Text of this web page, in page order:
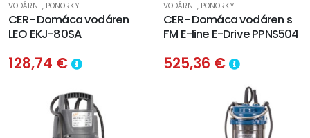
VODÁRNE, PONORKY
CER- Domáca vodáren
LEO EKJ-80SA
128,74 €
VODÁRNE, PONORKY
CER- Domáca vodáren s
FM E-line E-Drive PPNS504
525,36 €